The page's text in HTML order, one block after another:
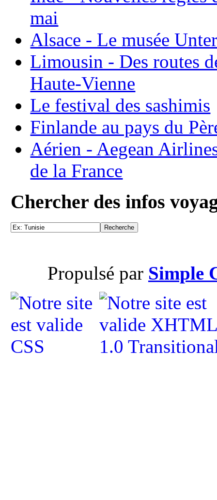
mai
Alsace - Le musée
Limousin - Des routes
Haute-Vienne
Le festival des sashimis
Finlande au pays du
Aérien - Aegean
de la France
Chercher des infos
Propulsé par Simple